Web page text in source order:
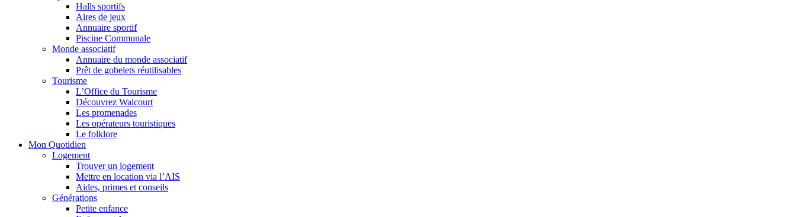
Halls sportifs
Aires de jeux
Annuaire sportif
Piscine Communale
Monde associatif
Annuaire du monde associatif
Prêt de gobelets réutilisables
Tourisme
L’Office du Tourisme
Découvrez Walcourt
Les promenades
Les opérateurs touristiques
Le folklore
Mon Quotidien
Logement
Trouver un logement
Mettre en location via l’AIS
Aides, primes et conseils
Générations
Petite enfance